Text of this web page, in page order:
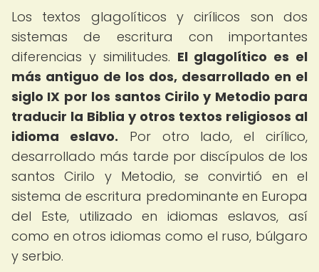
Los textos glagolíticos y cirílicos son dos
sistemas de escritura con importantes
diferencias y similitudes. El glagolítico es el
más antiguo de los dos, desarrollado en el
siglo IX por los santos Cirilo y Metodio para
traducir la Biblia y otros textos religiosos al
idioma eslavo. Por otro lado, el cirílico,
desarrollado más tarde por discípulos de los
santos Cirilo y Metodio, se convirtió en el
sistema de escritura predominante en Europa
del Este, utilizado en idiomas eslavos, así
como en otros idiomas como el ruso, búlgaro
y serbio.